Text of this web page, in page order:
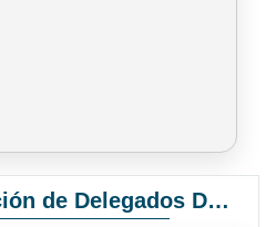
Convocatoria Elección de Delegados Docentes para el XIV Congreso Nacional de Universidades